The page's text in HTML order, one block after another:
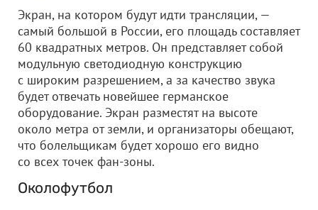
Экран, на котором будут идти трансляции, —
самый большой в России, его площадь составляет
60 квадратных метров. Он представляет собой
модульную светодиодную конструкцию
с широким разрешением, а за качество звука
будет отвечать новейшее германское
оборудование. Экран разместят на высоте
около метра от земли, и организаторы обещают,
что болельщикам будет хорошо его видно
со всех точек фан-зоны.
Околофутбол